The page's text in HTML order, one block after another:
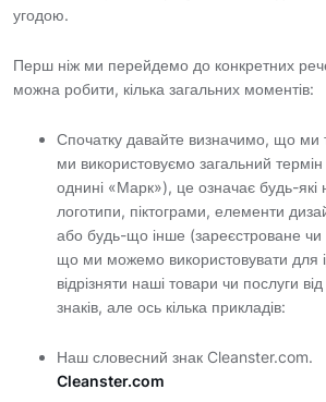
угодою.
Перш ніж ми перейдемо до конкретних
можна робити, кілька загальних моментів:
Спочатку давайте визначимо, що ми
ми використовуємо загальний
однині «Марк»), це означає будь-які
логотипи, піктограми, елементи
або будь-що інше (зареєстроване чи
що ми можемо використовувати для
відрізняти наші товари чи послуги
знаків, але ось кілька прикладів:
Наш словесний знак Cleanster.com.
Cleanster.com